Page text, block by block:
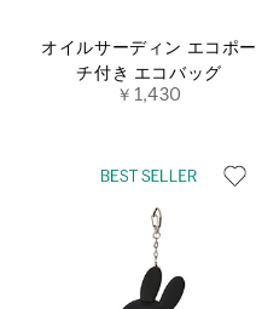
オイルサーディン エコポー
チ付き エコバッグ
￥1,430